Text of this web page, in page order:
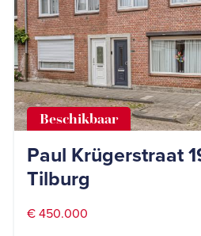
Beschikbaar
Paul Krügerstraat
Tilburg
€ 450.000